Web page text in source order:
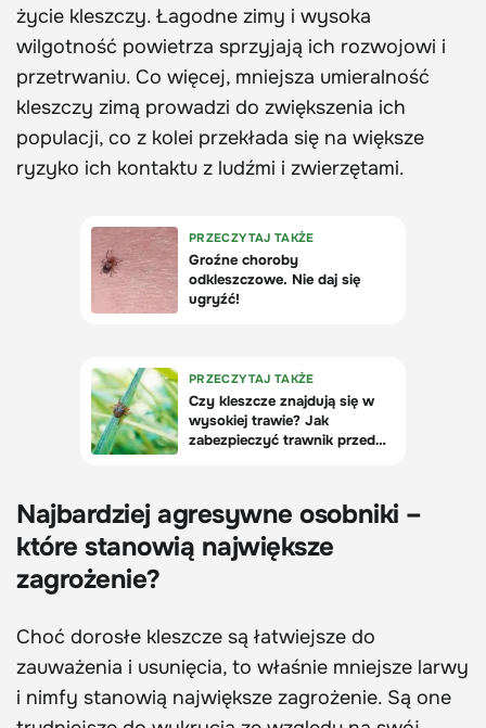
życie kleszczy. Łagodne zimy i wysoka
wilgotność powietrza sprzyjają ich rozwojowi i
przetrwaniu. Co więcej, mniejsza umieralność
kleszczy zimą prowadzi do zwiększenia ich
populacji, co z kolei przekłada się na większe
ryzyko ich kontaktu z ludźmi i zwierzętami.
Najbardziej agresywne osobniki –
które stanowią największe
zagrożenie?
Choć dorosłe kleszcze są łatwiejsze do
zauważenia i usunięcia, to właśnie mniejsze larwy
i nimfy stanowią największe zagrożenie. Są one